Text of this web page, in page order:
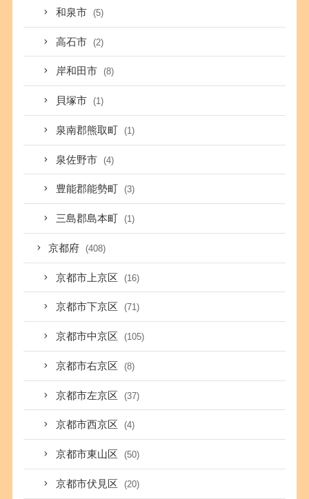
和泉市 (5)
高石市 (2)
岸和田市 (8)
貝塚市 (1)
泉南郡熊取町 (1)
泉佐野市 (4)
豊能郡能勢町 (3)
三島郡島本町 (1)
京都府 (408)
京都市上京区 (16)
京都市下京区 (71)
京都市中京区 (105)
京都市右京区 (8)
京都市左京区 (37)
京都市西京区 (4)
京都市東山区 (50)
京都市伏見区 (20)